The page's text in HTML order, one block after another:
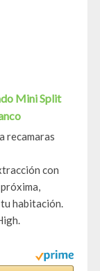
Mini Split
recamaras
con
habitación.